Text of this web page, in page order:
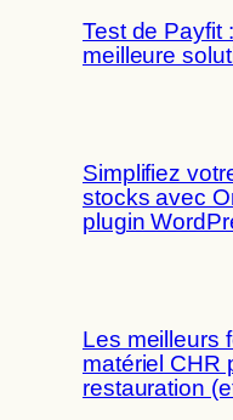
Test de Payfit
meilleure
Simplifiez
stocks avec
plugin
Les meilleurs
matériel CHR
restauration